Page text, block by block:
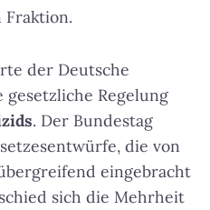
.
der Deutsche
gesetzliche Regelung
. Der Bundestag
die von
eingebracht
sich die Mehrheit